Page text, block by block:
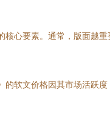
心要素。通常，版面越重
软文价格因其市场活跃度